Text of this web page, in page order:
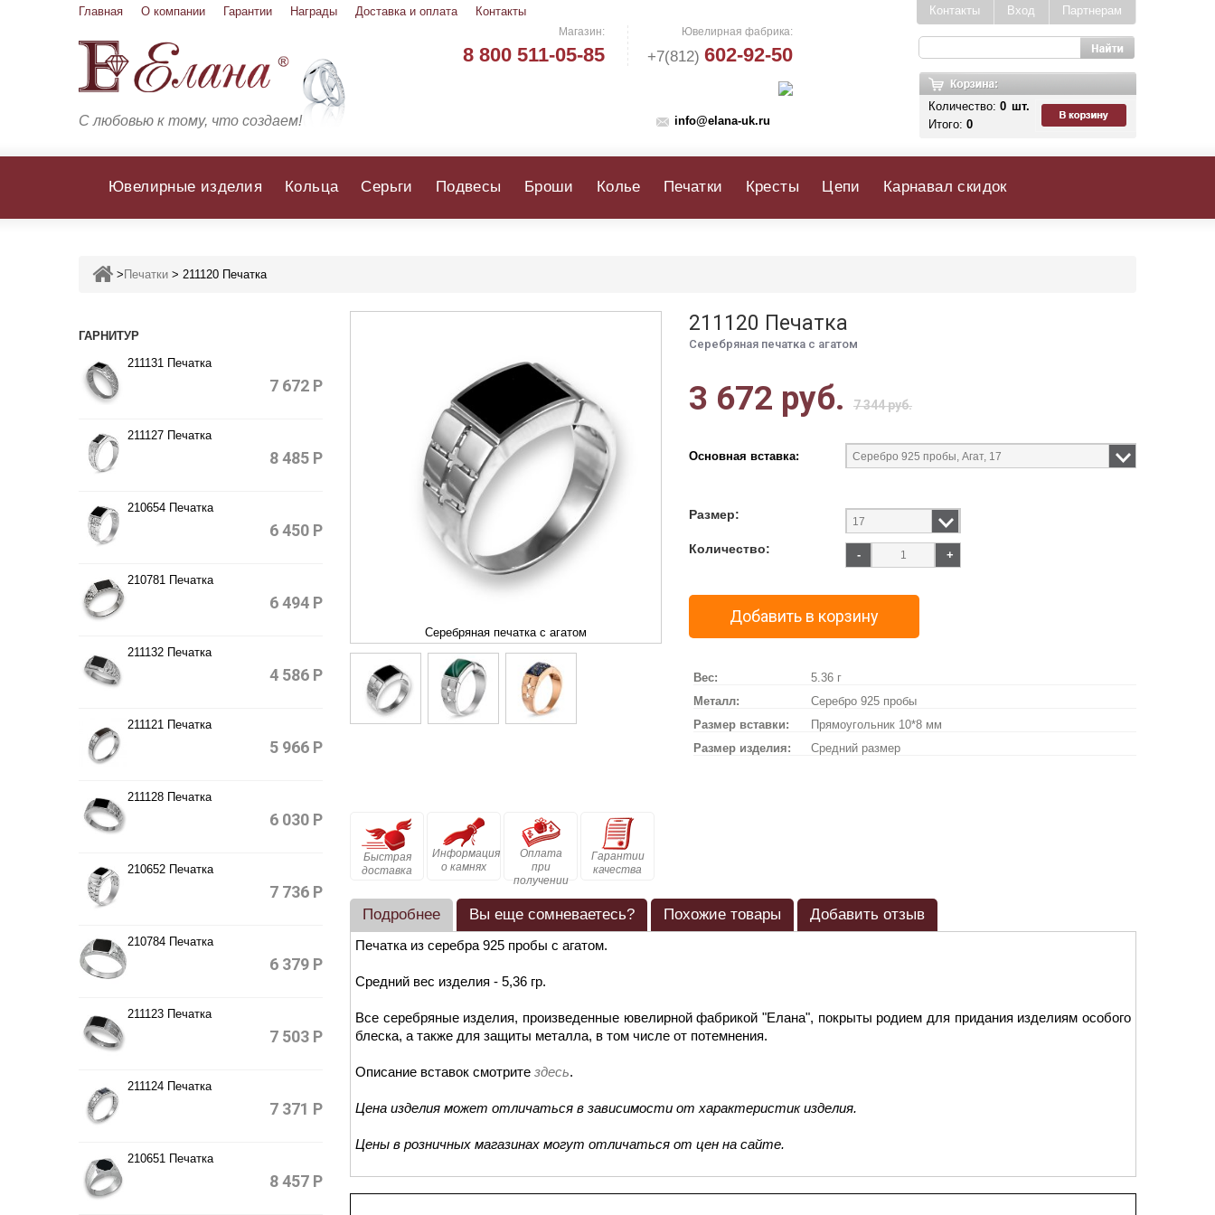
Главная О компании Гарантии Награды Доставка и оплата Контакты
С любовью к тому, что создаем!
Магазин:
8 800 511-05-85
Ювелирная фабрика:
+7(812) 602-92-50
info@elana-uk.ru
Партнерам
Вход
Контакты
Количество: 0 шт.
Итого: 0
Ювелирные изделия Кольца Серьги Подвесы Броши Колье Печатки Кресты Цепи Карнавал скидок
> Печатки > 211120 Печатка
ГАРНИТУР
211131 Печатка
7 672 Р
211127 Печатка
8 485 Р
210654 Печатка
6 450 Р
210781 Печатка
6 494 Р
211132 Печатка
4 586 Р
211121 Печатка
5 966 Р
211128 Печатка
6 030 Р
210652 Печатка
7 736 Р
210784 Печатка
6 379 Р
211123 Печатка
7 503 Р
211124 Печатка
7 371 Р
210651 Печатка
8 457 Р
Серебряная печатка с агатом
Быстрая
доставка
Информация
о камнях
Оплата
при
получении
Гарантии
качества
211120 Печатка
Серебряная печатка с агатом
3 672 руб. 7 344 руб.
Основная вставка:
Размер:
Количество: - +
Добавить в корзину
Вес:
5.36 г
Металл:
Серебро 925 пробы
Размер вставки:
Прямоугольник 10*8 мм
Размер изделия:
Средний размер
Подробнее Вы еще сомневаетесь? Похожие товары Добавить отзыв
Печатка из серебра 925 пробы с агатом.
Средний вес изделия - 5,36 гр.
Все серебряные изделия, произведенные ювелирной фабрикой "Елана", покрыты родием для придания изделиям особого
блеска, а также для защиты металла, в том числе от потемнения.
Описание вставок смотрите здесь.
Цена изделия может отличаться в зависимости от характеристик изделия.
Цены в розничных магазинах могут отличаться от цен на сайте.